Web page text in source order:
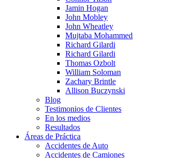
Jamin Hogan
John Mobley
John Wheatley
Mujtaba Mohammed
Richard Gilardi
Richard Gilardi
Thomas Ozbolt
William Soloman
Zachary Brintle
Allison Buczynski
Blog
Testimonios de Clientes
En los medios
Resultados
Áreas de Práctica
Accidentes de Auto
Accidentes de Camiones